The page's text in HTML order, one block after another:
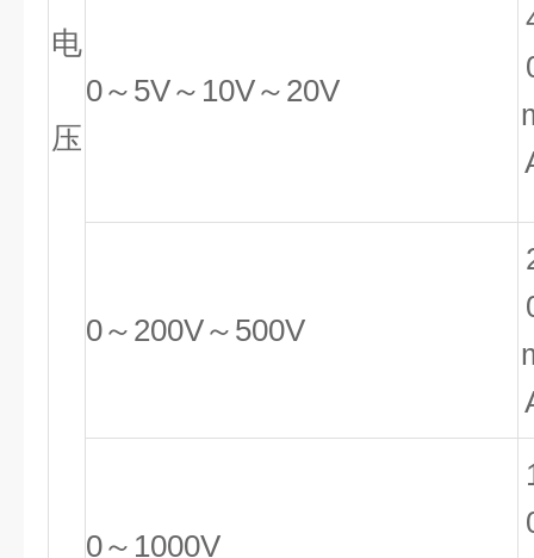
电
压
0～5V～10V～20V
0～200V～500V
0～1000V